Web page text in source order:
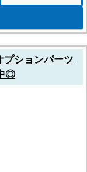
プションパーツ
◎